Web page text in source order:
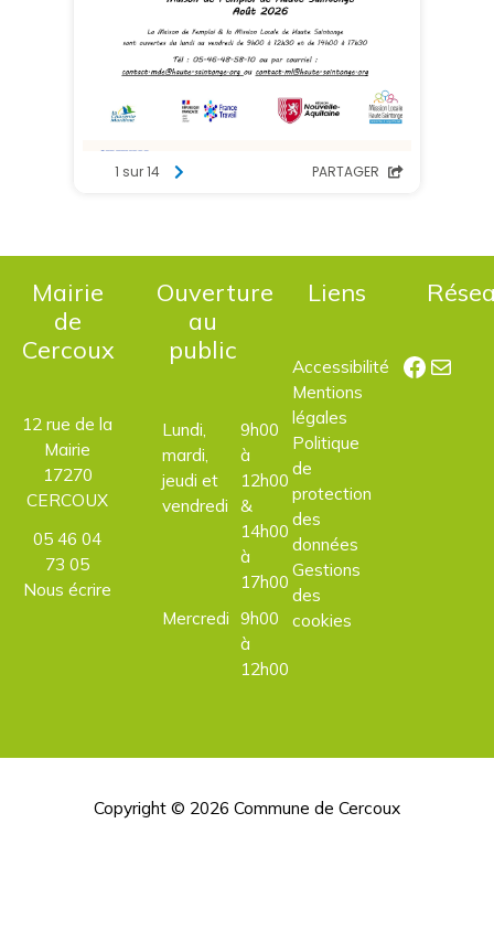
Mairie
de
Cercoux
12 rue de la
Mairie
17270
CERCOUX
05 46 04
73 05
Nous écrire
Ouverture
au
public
Lundi,
mardi,
jeudi et
vendredi
9h00
à
12h00
&
14h00
à
17h00
Mercredi 9h00
à
12h00
Liens
Accessibilité
Mentions
légales
Politique
de
protection
des
données
Gestions
des
cookies
E-mail
Copyright © 2026 Commune de Cercoux